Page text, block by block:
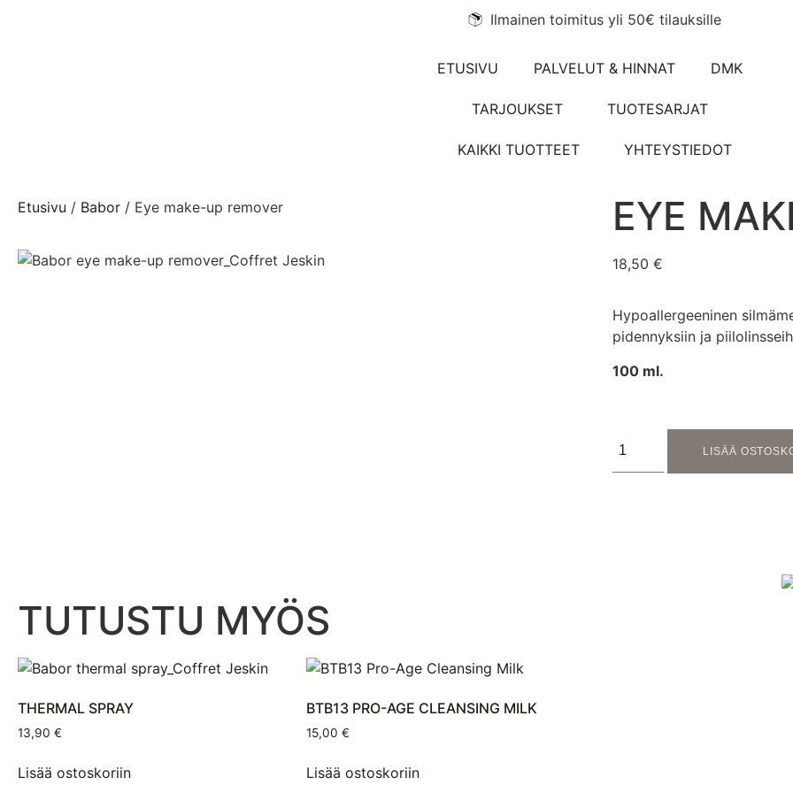
Ilmainen toimitus yli 50€ tilauksille
ETUSIVU PALVELUT & HINNAT DMK
TARJOUKSET TUOTESARJAT
KAIKKI TUOTTEET YHTEYSTIEDOT
Etusivu / Babor / Eye make-up remover EYE
18,50 €
Hypoallergeeninen
pidennyksiin ja
100 ml.
LISÄÄ
TUTUSTU MYÖS
THERMAL SPRAY
13,90 €
Lisää ostoskoriin
BTB13 PRO-AGE CLEANSING MILK
15,00 €
Lisää ostoskoriin